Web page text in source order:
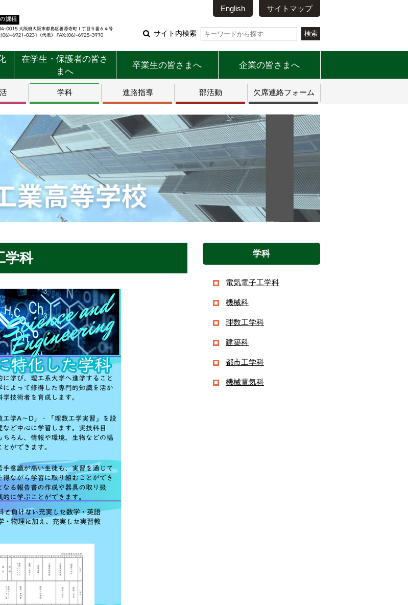
English サイトマップ
サイト内検索
在学生・保護者の皆さ
まへ
卒業生の皆さまへ 企業の皆さまへ
学科 進路指導 部活動 欠席連絡フォーム
学科 学科
電気電子工学科
機械科
理数工学科
建築科
都市工学科
機械電気科